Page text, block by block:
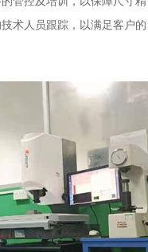
术人员跟踪，以满足客户的